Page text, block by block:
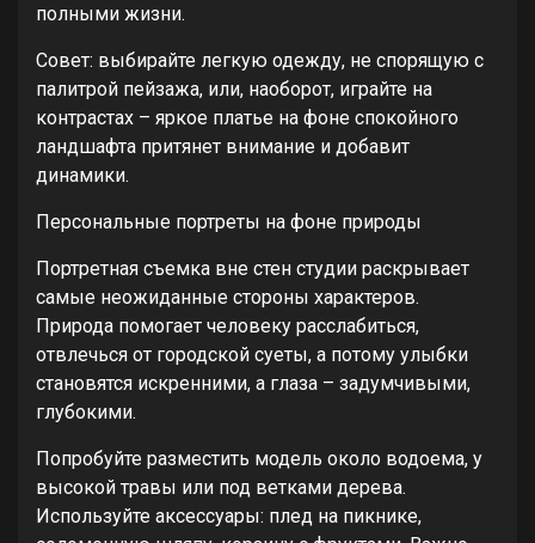
полными жизни.
Совет: выбирайте легкую одежду, не спорящую с
палитрой пейзажа, или, наоборот, играйте на
контрастах – яркое платье на фоне спокойного
ландшафта притянет внимание и добавит
динамики.
Персональные портреты на фоне природы
Портретная съемка вне стен студии раскрывает
самые неожиданные стороны характеров.
Природа помогает человеку расслабиться,
отвлечься от городской суеты, а потому улыбки
становятся искренними, а глаза – задумчивыми,
глубокими.
Попробуйте разместить модель около водоема, у
высокой травы или под ветками дерева.
Используйте аксессуары: плед на пикнике,